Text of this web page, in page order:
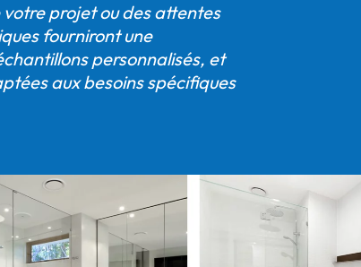
projet ou des attentes
fourniront une
personnalisés, et
aux besoins spécifiques